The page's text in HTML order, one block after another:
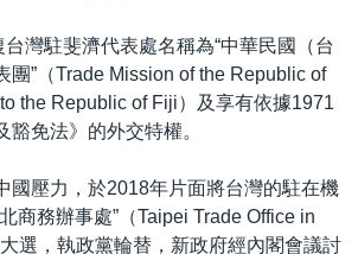
灣駐斐濟代表處名稱為“中華民國（台
團”（Trade Mission of the Republic of
the Republic of Fiji）及享有依據1971
豁免法》的外交特權。
國壓力，於2018年片面將台灣的駐在機
商務辦事處”（Taipei Trade Office in
選，執政黨輪替，新政府經內閣會議討